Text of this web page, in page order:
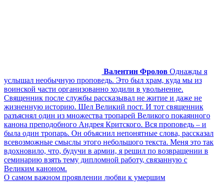
Валентин Фролов Однажды я
услышал необычную проповедь. Это был храм, куда мы из
воинской части организованно ходили в увольнение.
Священник после службы рассказывал не житие и даже не
жизненную историю. Шел Великий пост. И тот священник
разъяснял один из множества тропарей Великого покаянного
канона преподобного Андрея Критского. Вся проповедь – и
была один тропарь. Он объяснил непонятные слова, рассказал
всевозможные смыслы этого небольшого текста. Меня это так
вдохновило, что, будучи в армии, я решил по возвращении в
семинарию взять тему дипломной работу, связанную с
Великим каноном.
О самом важном проявлении любви к умершим